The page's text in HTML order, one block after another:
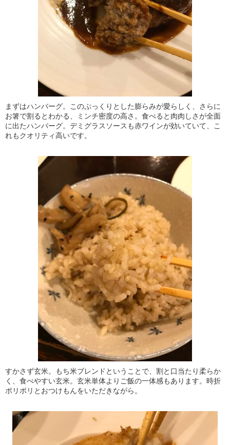
まずはハンバーグ。このぷっくりとした膨らみが愛らしく、さらに
お箸で割るとわかる、ミンチ密度の高さ。食べると肉肉しさが全面
に出たハンバーグ。デミグラスソースも赤ワインが効いていて、こ
れもクオリティ高いです。
すかさず玄米。もち米ブレンドということで、割と口当たり柔らか
く、食べやすい玄米。玄米単体よりご飯の一体感もあります。時折
ポリポリとおつけもんをいただきながら。